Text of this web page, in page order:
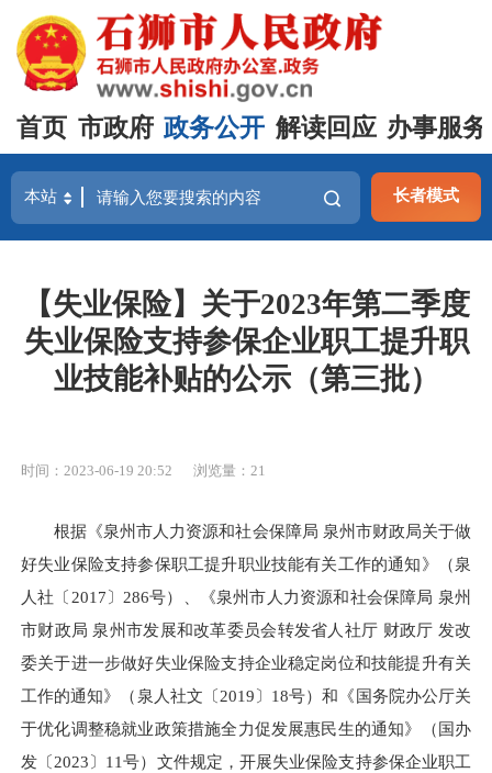
首页 市政府 政务公开 解读回应 办事服务
长者模式
【失业保险】关于2023年第二季度
失业保险支持参保企业职工提升职
业技能补贴的公示（第三批）
时间：2023-06-19 20:52 浏览量： 21
根据《泉州市人力资源和社会保障局 泉州市财政局关于做
好失业保险支持参保职工提升职业技能有关工作的通知》（泉
人社〔2017〕286号）、《泉州市人力资源和社会保障局 泉州
市财政局 泉州市发展和改革委员会转发省人社厅 财政厅 发改
委关于进一步做好失业保险支持企业稳定岗位和技能提升有关
工作的通知》（泉人社文〔2019〕18号）和《国务院办公厅关
于优化调整稳就业政策措施全力促发展惠民生的通知》（国办
发〔2023〕11号）文件规定，开展失业保险支持参保企业职工